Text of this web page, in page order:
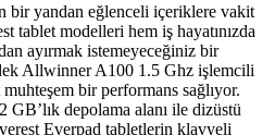
bir yandan eğlenceli içeriklere vakit
tablet modelleri hem iş hayatınızda
ayırmak istemeyeceğiniz bir
Allwinner A100 1.5 Ghz işlemcili
bir performans sağlıyor.
depolama alanı ile dizüstü
Everpad tabletlerin klavyeli